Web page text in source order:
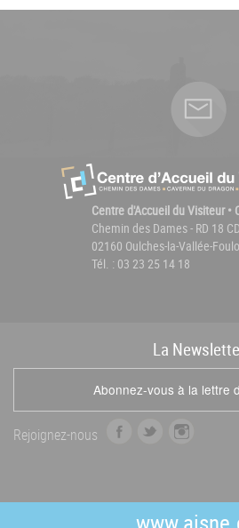
Centre d'Accueil du Visiteur •
Chemin des Dames - RD 18 CD
02160 Oulches-la-Vallée-
Tél. : 03 23 25 14 18
La News
Abonnez-vous à la lettre
Rejoignez-nous
b
t
a